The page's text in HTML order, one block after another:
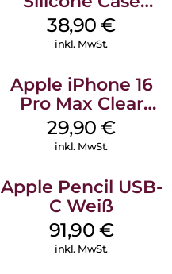
MagSafe
Ultramarine
38,90€
inkl. MwSt.
Apple iPhone 16
Pro Max Clear
Case MagSafe
Transparent
29,90€
inkl. MwSt.
Apple Pencil USB-
C Weiß
91,90 €
inkl. MwSt.